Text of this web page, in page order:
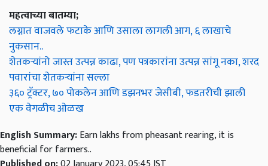
लग्नात वाजवले फटाके आणि उसाला लागली आग, ६ लाखाचे
नुकसान..
शेतकऱ्यांनो जास्त उत्पन्न काढा, पण पत्रकारांना उत्पन्न सांगू नका, शरद
पवारांचा शेतकऱ्यांना सल्ला
३६० ट्रॅक्टर, ७० पोकलेन आणि डझनभर जेसीबी, फडतरीची झाली
एक वेगळीच ओळख
beneficial for farmers..
Published on:02 January 2023, 05:45 IST